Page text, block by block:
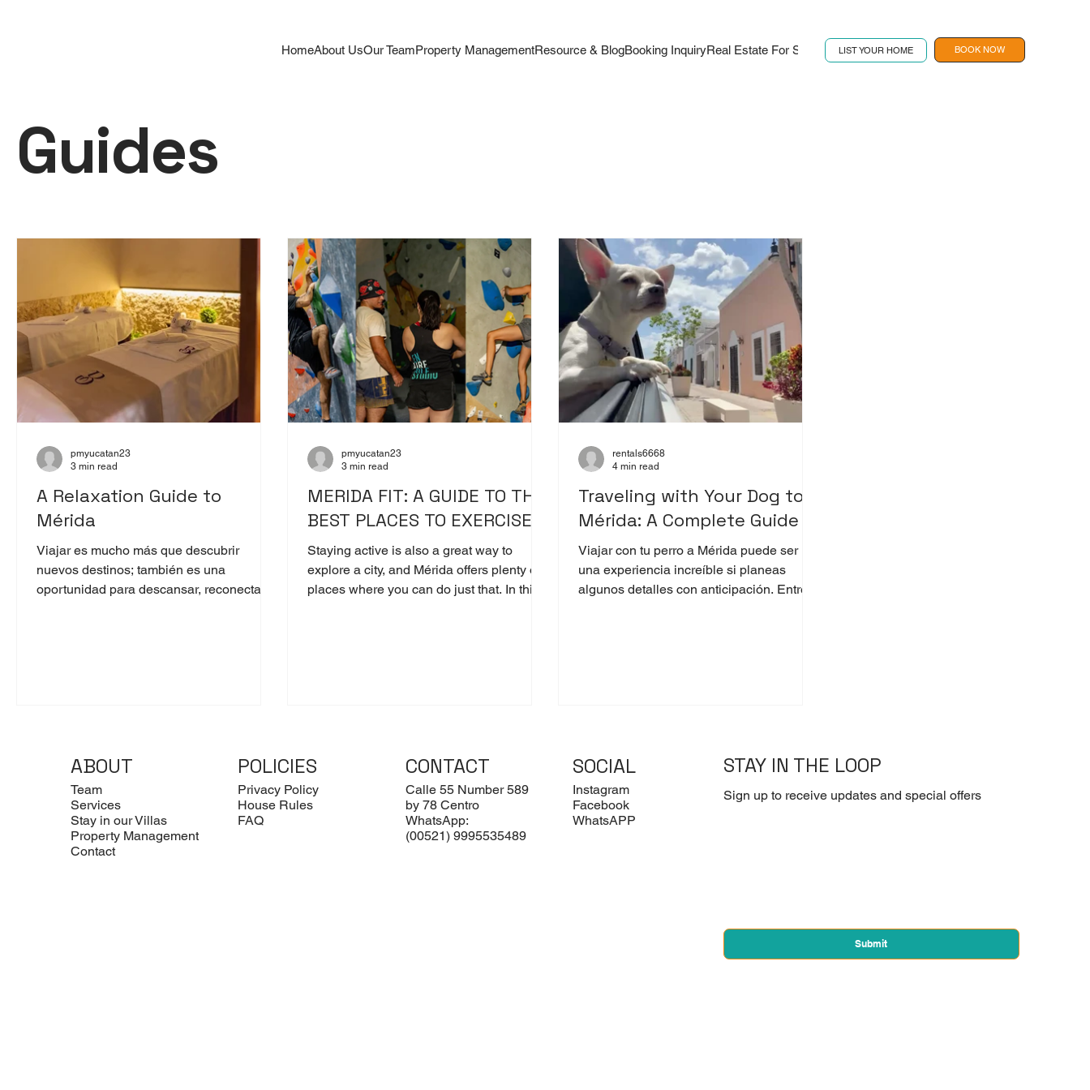
HomeAbout UsOur TeamProperty ManagementResource & BlogBooking InquiryReal Estate For Sale ContactBook Now
LIST YOUR HOME BOOK NOW
Guides
A Relaxation Guide to
Mérida
Viajar es mucho más que descubrir
nuevos destinos; también es una
oportunidad para descansar, reconectar
pmyucatan23
3 min read
MERIDA FIT: A GUIDE TO THE
BEST PLACES TO EXERCISE
Staying active is also a great way to
explore a city, and Mérida offers plenty of
places where you can do just that. In this
pmyucatan23
3 min read
Traveling with Your Dog to
Mérida: A Complete Guide
Viajar con tu perro a Mérida puede ser
una experiencia increíble si planeas
algunos detalles con anticipación. Entre el
rentals6668
4 min read
ABOUT
Team
Services
Stay in our Villas
Property Management
Contact
POLICIES
Privacy Policy
House Rules
FAQ
CONTACT
Calle 55 Number 589
by 78 Centro
WhatsApp:
(00521) 9995535489
SOCIAL
Instagram
Facebook
WhatsAPP
STAY IN THE LOOP
Sign up to receive updates and special offers
Submit